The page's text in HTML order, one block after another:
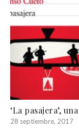
‘La pasajera’,
28 septiembre, 2017